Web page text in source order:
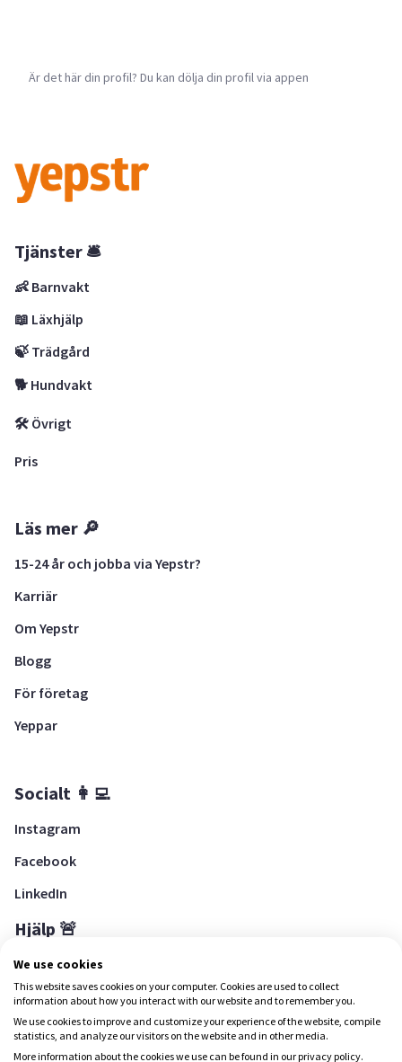
Är det här din profil? Du kan dölja din profil via appen
Tjänster 🛎
👶 Barnvakt
📖 Läxhjälp
🍃 Trädgård
🐕 Hundvakt
🛠 Övrigt
Pris
Läs mer 🔎
15-24 år och jobba via Yepstr?
Karriär
Om Yepstr
Blogg
För företag
Yeppar
Socialt 👩‍💻
Instagram
Facebook
LinkedIn
Hjälp 🚨
Hjälpcenter
Ladda ned Yepstr
We use cookies
This website saves cookies on your computer. Cookies are used to collect
information about how you interact with our website and to remember you.
We use cookies to improve and customize your experience of the website, compile
statistics, and analyze our visitors on the website and in other media.
More information about the cookies we use can be found in our privacy policy.